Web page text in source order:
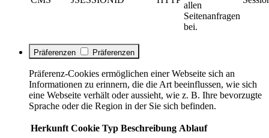
allen
Seitenanfragen
bei.
Präferenzen Präferenzen
Präferenz-Cookies ermöglichen einer Webseite sich an
Informationen zu erinnern, die die Art beeinflussen, wie sich
eine Webseite verhält oder aussieht, wie z. B. Ihre bevorzugte
Sprache oder die Region in der Sie sich befinden.
Herkunft Cookie Typ Beschreibung Ablauf